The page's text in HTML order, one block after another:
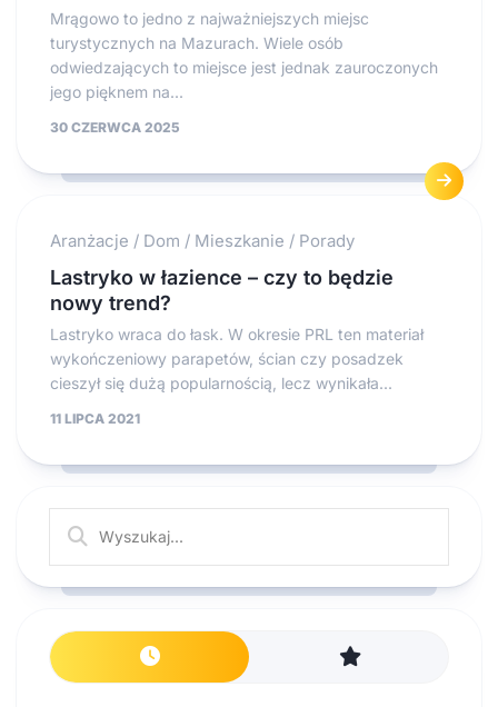
Mrągowo to jedno z najważniejszych miejsc
turystycznych na Mazurach. Wiele osób
odwiedzających to miejsce jest jednak zauroczonych
jego pięknem na...
30 CZERWCA 2025
Aranżacje / Dom / Mieszkanie / Porady
Lastryko w łazience – czy to będzie
nowy trend?
Lastryko wraca do łask. W okresie PRL ten materiał
wykończeniowy parapetów, ścian czy posadzek
cieszył się dużą popularnością, lecz wynikała...
11 LIPCA 2021